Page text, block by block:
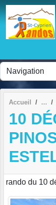
Accueil
10
rando du 10
Panneau de